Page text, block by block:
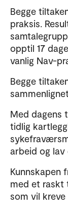
Begge
praksis.
opptil 17
vanlig Nav-
Begge
Med dagens
tidlig
arbeid og lav
Kunnskapen
med et raskt
som vil